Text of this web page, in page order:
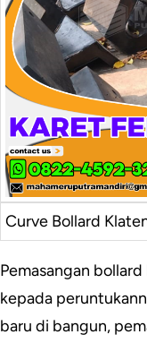
Curve Bollard
Pemasangan
kepada
baru di bangun,